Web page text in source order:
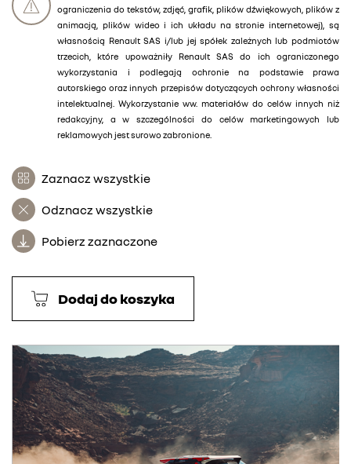
ograniczenia do tekstów, zdjęć, grafik, plików dźwiękowych, plików z
animacją, plików wideo i ich układu na stronie internetowej), są
własnością Renault SAS i/lub jej spółek zależnych lub podmiotów
trzecich, które upoważniły Renault SAS do ich ograniczonego
wykorzystania i podlegają ochronie na podstawie prawa
autorskiego oraz innych przepisów dotyczących ochrony własności
intelektualnej. Wykorzystanie ww. materiałów do celów innych niż
redakcyjny, a w szczególności do celów marketingowych lub
reklamowych jest surowo zabronione.
Zaznacz wszystkie
Odznacz wszystkie
Pobierz zaznaczone
Dodaj do koszyka